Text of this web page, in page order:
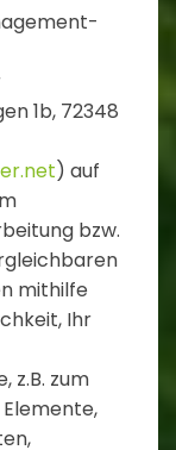
1b, 72348
) auf
bzw.
mithilfe
Ihr
z.B. zum